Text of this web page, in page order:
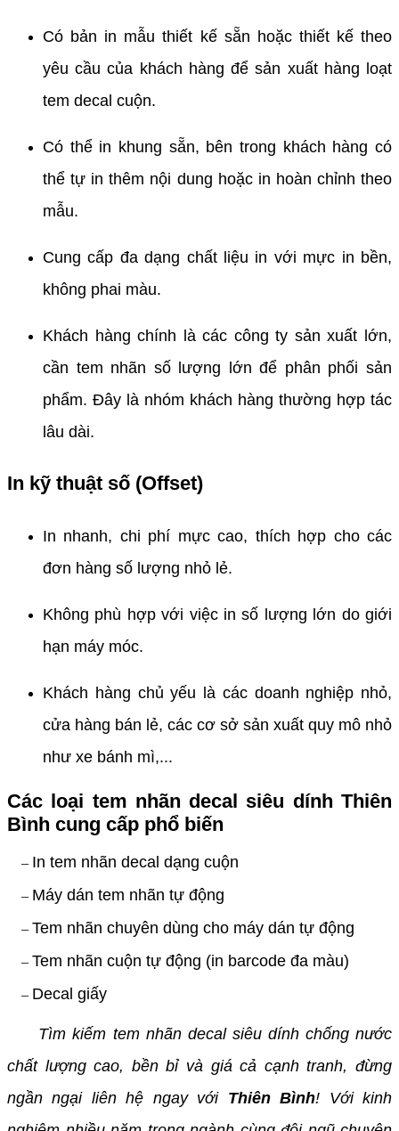
Có bản in mẫu thiết kế sẵn hoặc thiết kế theo
yêu cầu của khách hàng để sản xuất hàng loạt
tem decal cuộn.
Có thể in khung sẵn, bên trong khách hàng có
thể tự in thêm nội dung hoặc in hoàn chỉnh theo
mẫu.
Cung cấp đa dạng chất liệu in với mực in bền,
không phai màu.
Khách hàng chính là các công ty sản xuất lớn,
cần tem nhãn số lượng lớn để phân phối sản
phẩm. Đây là nhóm khách hàng thường hợp tác
lâu dài.
In kỹ thuật số (Offset)
In nhanh, chi phí mực cao, thích hợp cho các
đơn hàng số lượng nhỏ lẻ.
Không phù hợp với việc in số lượng lớn do giới
hạn máy móc.
Khách hàng chủ yếu là các doanh nghiệp nhỏ,
cửa hàng bán lẻ, các cơ sở sản xuất quy mô nhỏ
như xe bánh mì,...
Các loại tem nhãn decal siêu dính Thiên
Bình cung cấp phổ biến
– In tem nhãn decal dạng cuộn
– Máy dán tem nhãn tự động
– Tem nhãn chuyên dùng cho máy dán tự động
– Tem nhãn cuộn tự động (in barcode đa màu)
– Decal giấy
Tìm kiếm tem nhãn decal siêu dính chống nước
chất lượng cao, bền bỉ và giá cả cạnh tranh, đừng
ngần ngại liên hệ ngay với Thiên Bình! Với kinh